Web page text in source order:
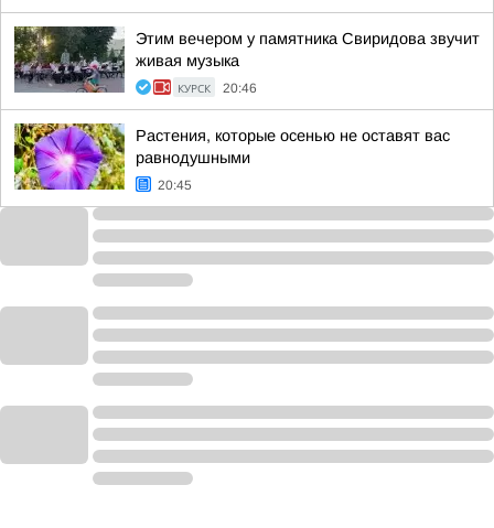
Этим вечером у памятника Свиридова звучит
живая музыка
КУРСК 20:46
Растения, которые осенью не оставят вас
равнодушными
20:45